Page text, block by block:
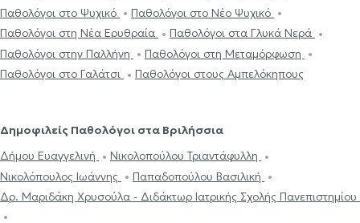
Παθολόγοι στο Ψυχικό
Παθολόγοι στο Νέο Ψυχικό
Παθολόγοι στη Νέα Ερυθραία
Παθολόγοι στα Γλυκά Νερά
Παθολόγοι στην Παλλήνη
Παθολόγοι στη Μεταμόρφωση
Παθολόγοι στο Γαλάτσι
Παθολόγοι στους Αμπελόκηπους
Δημοφιλείς Παθολόγοι στα Βριλήσσια
Δήμου Ευαγγελινή
Νικολοπούλου Τριαντάφυλλη
Νικολόπουλος Ιωάννης
Παπαδοπούλου Βασιλική
Δρ. Μαριδάκη Χρυσούλα - Διδάκτωρ Ιατρικής Σχολής